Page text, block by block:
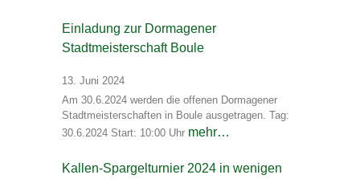
Einladung zur Dormagener
Stadtmeisterschaft Boule
13. Juni 2024
Am 30.6.2024 werden die offenen Dormagener
Stadtmeisterschaften in Boule ausgetragen. Tag:
30.6.2024 Start: 10:00 Uhr mehr…
Kallen-Spargelturnier 2024 in wenigen